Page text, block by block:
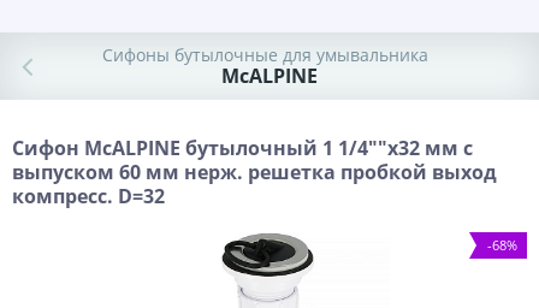
Сифоны бутылочные для умывальника
McALPINE
Сифон McALPINE бутылочный 1 1/4""x32 мм с
выпуском 60 мм нерж. решетка пробкой выход
компресс. D=32
-68%